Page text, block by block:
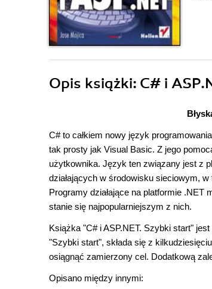
Opis książki: C# i
C# to całkiem nowy język
tak prosty jak Visual Basic. Z jego
użytkownika. Język ten związany jest z
działających w środowisku sieciowym,
Programy działające na platformie .NET
stanie się najpopularniejszym z nich.
Książka "C# i ASP.NET. Szybki start"
"Szybki start", składa się z
osiągnąć zamierzony cel. Dodatkową
Opisano między innymi: